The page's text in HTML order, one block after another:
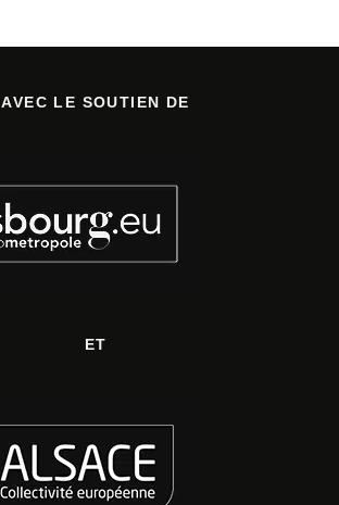
AVEC LE SOUTIEN DE
ET